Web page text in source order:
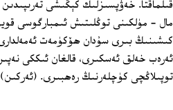
قىلماقتا. خەۋپسىزلىك كېڭىشى
كىشىنىڭ بىرى سۇدان ھۆكۈمەت
ئەرەب خەلق ئەسكىرى، قالغان ئىككى
توپىلاڭچى كۈچلەرنىڭ رەھبىرى. (ئەركىن)